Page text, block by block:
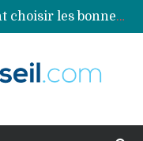
Comment choisir les bonnes couleurs pour un projet tie and dye ?
Comment préparer sa piscine pour une période prolongée d’inutilisation ?